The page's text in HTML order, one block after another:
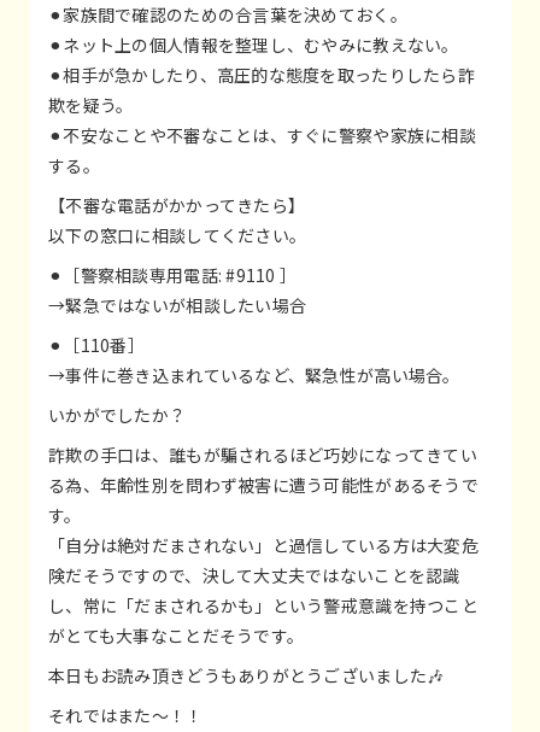
⚫︎家族間で確認のための合言葉を決めておく。
⚫︎ネット上の個人情報を整理し、むやみに教えない。
⚫︎相手が急かしたり、高圧的な態度を取ったりしたら詐
欺を疑う。
⚫︎不安なことや不審なことは、すぐに警察や家族に相談
する。
【不審な電話がかかってきたら】
以下の窓口に相談してください。
⚫︎［警察相談専用電話:#9110 ］
→緊急ではないが相談したい場合
⚫︎［110番］
→事件に巻き込まれているなど、緊急性が高い場合。
いかがでしたか？
詐欺の手口は、誰もが騙されるほど巧妙になってきてい
る為、年齢性別を問わず被害に遭う可能性があるそうで
す。
「自分は絶対だまされない」と過信している方は大変危
険だそうですので、決して大丈夫ではないことを認識
し、常に「だまされるかも」という警戒意識を持つこと
がとても大事なことだそうです。
本日もお読み頂きどうもありがとうございました🎶
それではまた〜！！